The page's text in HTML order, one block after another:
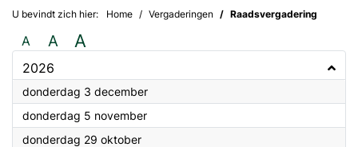
U bevindt zich hier: Home Vergaderingen Raadsvergadering
A A A
2026
donderdag 3 december2026
donderdag 5 november2026
donderdag 29 oktober2026